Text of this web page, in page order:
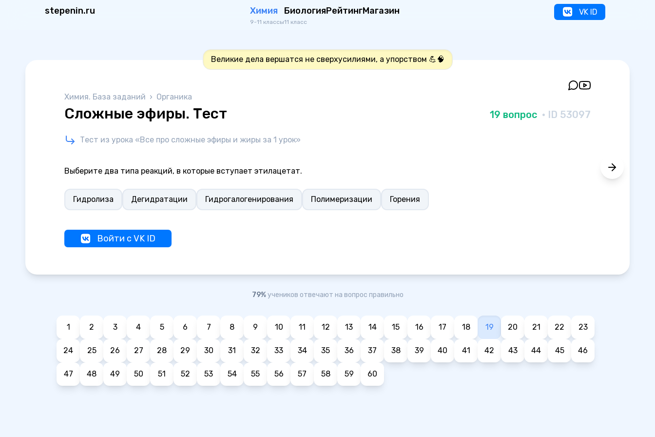
stepenin.ru Химия
9-11 классы
Биология
11 класс
РейтингМагазин VK ID
Великие дела вершатся не сверхусилиями, а упорством 💪🧠
Химия. База заданий › Органика
Сложные эфиры. Тест 19 вопрос · ID 53097
Тест из урока «Все про сложные эфиры и жиры за 1 урок»
Выберите два типа реакций, в которые вступает этилацетат.
Гидролиза Дегидратации Гидрогалогенирования Полимеризации Горения
Войти с VK ID
79%учеников отвечают на вопрос правильно
1 2 3 4 5 6 7 8 9 10 11 12 13 14 15 16 17 18 19 20 21 22 23
24 25 26 27 28 29 30 31 32 33 34 35 36 37 38 39 40 41 42 43 44 45 46
47 48 49 50 51 52 53 54 55 56 57 58 59 60